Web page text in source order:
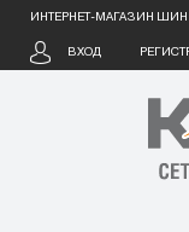
ИНТЕРНЕТ-МАГАЗИН
ВХОД